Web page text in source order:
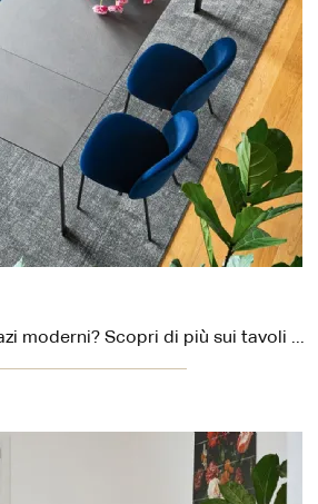
Vuoi completare spazi moderni? Scopri di più sui tavoli moderni allungabili: il modello da pranzo Eminence Evo ti aspetta.